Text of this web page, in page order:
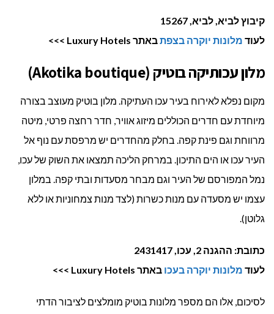
קיבוץ לביא, לביא, 15267
לעוד מלונות יוקרה בצפתבאתר Luxury Hotels >>>
מלון עכותיקה בוטיק (Akotika boutique)
מקום נפלא לאירוח בעיר עכו העתיקה. מלון בוטיק מעוצב בצורה
מיוחדת עם חדרים הכוללים מיזוג אוויר, חדר רחצה פרטי, מיטה
מרווחת וגם פינת קפה. בחלק מהחדרים יש מרפסת עם נוף אל
העיר עכו או הים התיכון. במרחק הליכה תמצאו את השוק של עכו,
נמל המפורסם של העיר וגם מבחר מסעדות ובתי קפה. במלון
עצמו יש מסעדה עם מנות כשרות (לצד מנות צמחוניות או ללא
גלוטן).
כתובת: ההגנה 2, עכו, 2431417
לעוד מלונות יוקרה בעכו באתר Luxury Hotels >>>
לסיכום, אלו הם מספר מלונות בוטיק מומלצים לציבור הדתי